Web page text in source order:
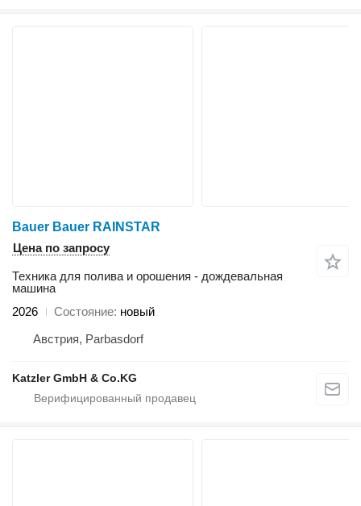
Bauer Bauer RAINSTAR
Цена по запросу
Техника для полива и орошения - дождевальная
машина
2026
Состояние новый
Австрия, Parbasdorf
Katzler GmbH & Co.KG